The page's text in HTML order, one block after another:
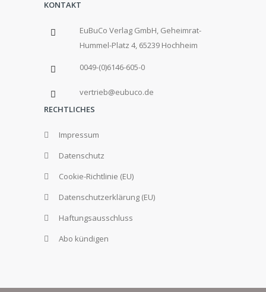
KONTAKT
EuBuCo Verlag GmbH, Geheimrat-
Hummel-Platz 4, 65239 Hochheim
0049-(0)6146-605-0
vertrieb@eubuco.de
RECHTLICHES
Impressum
Datenschutz
Cookie-Richtlinie (EU)
Datenschutzerklärung (EU)
Haftungsausschluss
Abo kündigen